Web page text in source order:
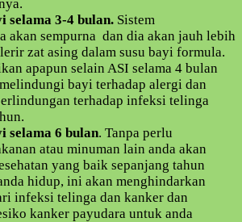
selama 3-4 bulan. Sistem
akan sempurna dan dia akan jauh lebih
zat asing dalam susu bayi formula.
apapun selain ASI selama 4 bulan
bayi terhadap alergi dan
terhadap infeksi telinga
selama 6 bulan. Tanpa perlu
atau minuman lain anda akan
yang baik sepanjang tahun
hidup, ini akan menghindarkan
infeksi telinga dan kanker dan
kanker payudara untuk anda